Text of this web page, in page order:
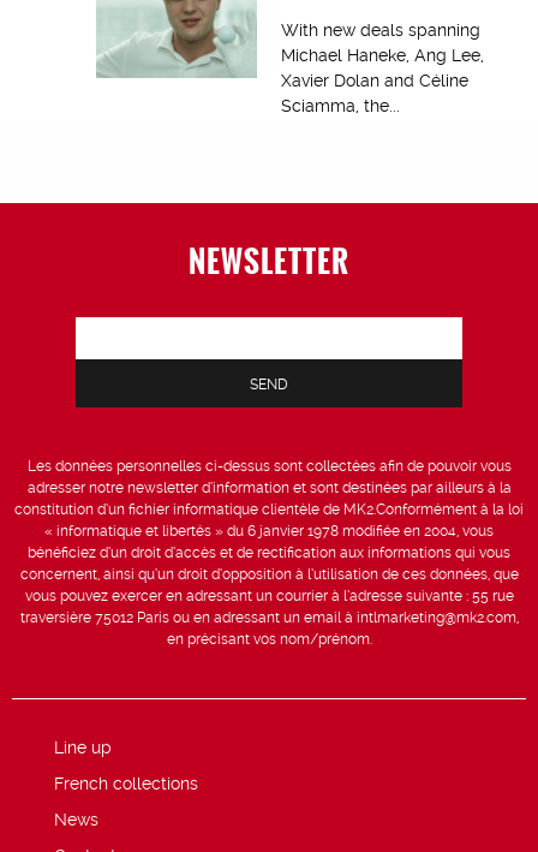
With new deals spanning
Michael Haneke, Ang Lee,
Xavier Dolan and Céline
Sciamma, the...
NEWSLETTER
Les données personnelles ci-dessus sont collectées afin de pouvoir vous
adresser notre newsletter d’information et sont destinées par ailleurs à la
constitution d’un fichier informatique clientèle de MK2.Conformément à la loi
« informatique et libertés » du 6 janvier 1978 modifiée en 2004, vous
bénéficiez d’un droit d’accès et de rectification aux informations qui vous
concernent, ainsi qu’un droit d’opposition à l’utilisation de ces données, que
vous pouvez exercer en adressant un courrier à l’adresse suivante : 55 rue
traversière 75012 Paris ou en adressant un email à intlmarketing@mk2.com,
en précisant vos nom/prénom.
Line up
French collections
News